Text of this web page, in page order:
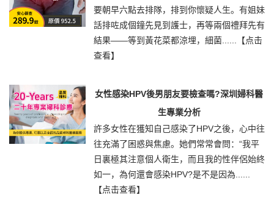
要朝早六點去排隊，排到你懷疑人生。有姐妹
話排咗成個鐘先見到護士，再等兩個禮拜先有
結果——等到黃花菜都涼埋，細菌......
【点击
查看】
女性感染HPV後男朋友要檢查嗎?深圳婦科醫
生專業分析
許多女性在獲知自己感染了HPV之後，心中往
往充滿了困惑與焦慮。她們常常會問：“我平
日裏極其注意個人衛生，而且我的性伴侶始終
如一，為何還會感染HPV?是不是因為......
【点击查看】